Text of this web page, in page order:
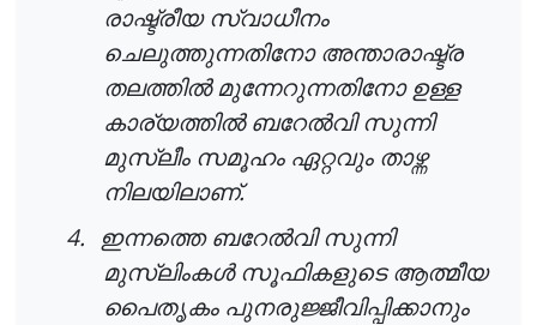
രാഷ്ട്രീയ സ്വാധീനം
ചെലുത്തുന്നതിനോ അന്താരാഷ്ട്ര
തലത്തിൽ മുന്നേറുന്നതിനോ ഉള്ള
കാര്യത്തിൽ ബറേൽവി സുന്നി
മുസ്ലീം സമൂഹം ഏറ്റവും താഴ്ന്ന
നിലയിലാണ്.
4.
ഇന്നത്തെ ബറേൽവി സുന്നി
മുസ്ലിംകൾ സൂഫികളുടെ ആത്മീയ
പൈതൃകം പുനരുജ്ജീവിപ്പിക്കാനും